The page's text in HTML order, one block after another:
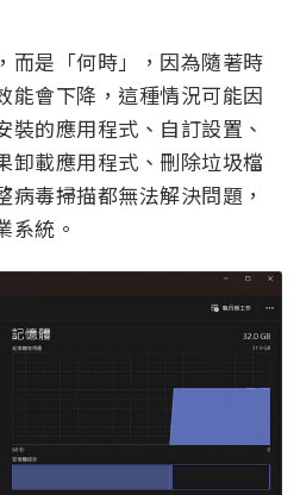
而是「何時」，因為隨著時
能會下降，這種情況可能因
裝的應用程式、自訂設置、
卸載應用程式、刪除垃圾檔
毒掃描都無法解決問題，
系統。